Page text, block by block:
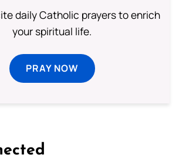
daily Catholic prayers to enrich
your spiritual life.
PRAY NOW